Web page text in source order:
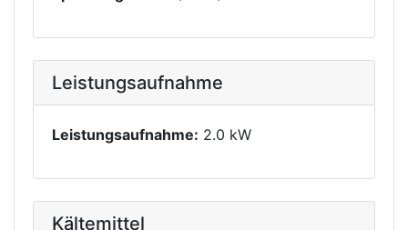
Leistungsaufnahme
Leistungsaufnahme: 2.0 kW
Kältemittel